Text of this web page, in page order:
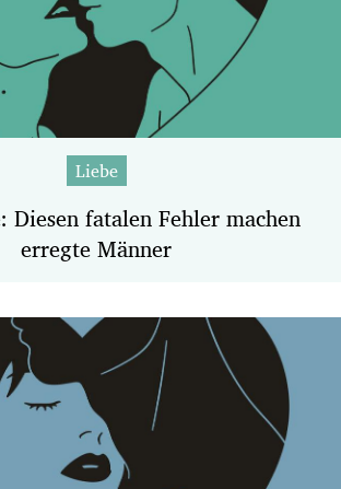
Liebe
Diesen fatalen Fehler machen
erregte Männer